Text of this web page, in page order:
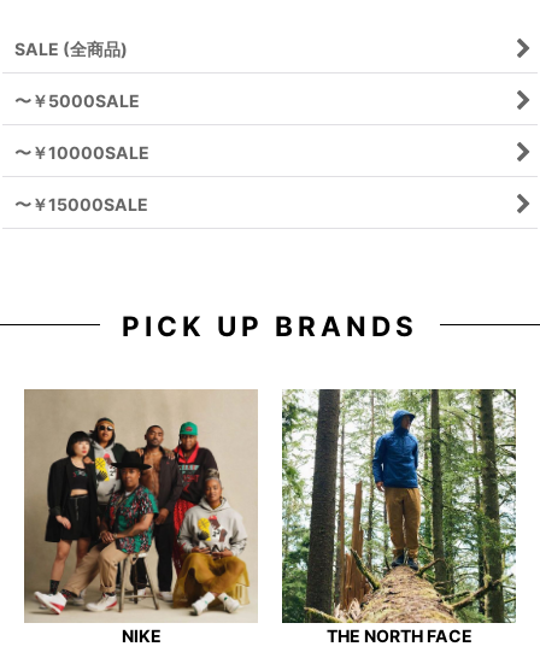
SALE (全商品)
〜￥5000SALE
〜￥10000SALE
〜￥15000SALE
PICK UP BRANDS
NIKE THE NORTH FACE